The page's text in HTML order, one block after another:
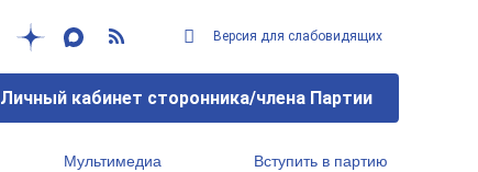
Версия для слабовидящих
Личный кабинет сторонника/члена Партии
Мультимедиа Вступить в партию